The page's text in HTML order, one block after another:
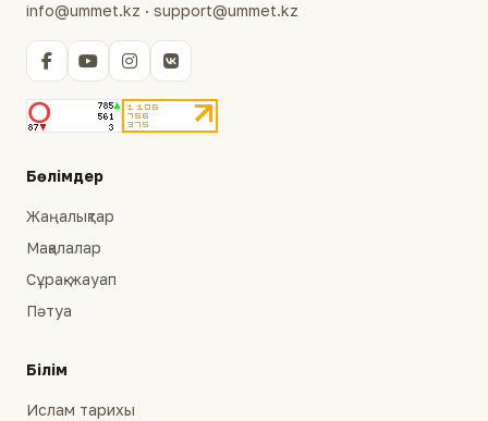
info@ummet.kz · support@ummet.kz
Бөлімдер
Жаңалықтар
Мақалалар
Сұрақ-жауап
Пәтуа
Білім
Ислам тарихы